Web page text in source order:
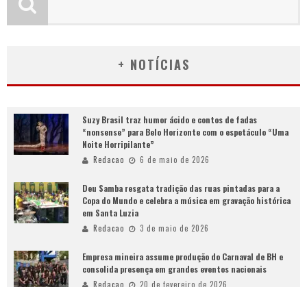
+ NOTÍCIAS
Suzy Brasil traz humor ácido e contos de fadas
“nonsense” para Belo Horizonte com o espetáculo “Uma
Noite Horripilante”
Redacao 6 de maio de 2026
Deu Samba resgata tradição das ruas pintadas para a
Copa do Mundo e celebra a música em gravação histórica
em Santa Luzia
Redacao 3 de maio de 2026
Empresa mineira assume produção do Carnaval de BH e
consolida presença em grandes eventos nacionais
Redacao 20 de fevereiro de 2026